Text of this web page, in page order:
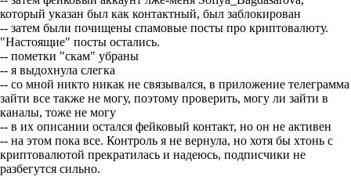
который указан был как контактный, был заблокирован
-- затем были почищены спамовые посты про криптовалюту.
"Настоящие" посты остались.
-- пометки "скам" убраны
-- я выдохнула слегка
-- со мной никто никак не связывался, в приложение телеграмма
зайти все также не могу, поэтому проверить, могу ли зайти в
каналы, тоже не могу
-- в их описании остался фейковый контакт, но он не активен
-- на этом пока все. Контроль я не вернула, но хотя бы хтонь с
криптовалютой прекратилась и надеюсь, подписчики не
разбегутся сильно.